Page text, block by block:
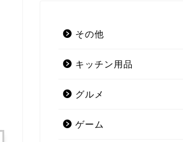
その他
キッチン用品
グルメ
ゲーム